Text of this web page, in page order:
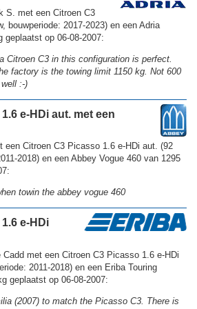
S. met een Citroen C3
bouwperiode: 2017-2023) en een Adria
op 06-08-2007:
Citroen C3 in this configuration is perfect.
factory is the towing limit 1150 kg. Not 600
:-)
e-HDi aut. met een
een Citroen C3 Picasso 1.6 e-HDi aut. (92
2018) en een Abbey Vogue 460 van 1295
towin the abbey vogue 460
e-HDi
Cadd met een Citroen C3 Picasso 1.6 e-HDi
2011-2018) en een Eriba Touring
geplaatst op 06-08-2007:
(2007) to match the Picasso C3. There is